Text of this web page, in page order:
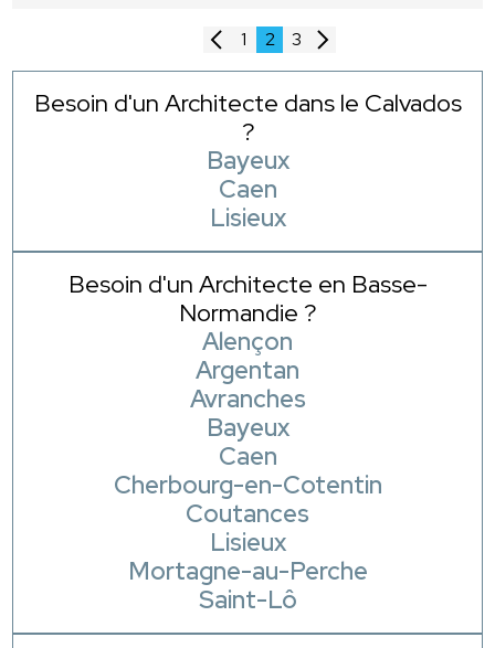
1 2 3
Besoin d'un Architecte dans le Calvados
?
Bayeux
Caen
Lisieux
Besoin d'un Architecte en Basse-
Normandie ?
Alençon
Argentan
Avranches
Bayeux
Caen
Cherbourg-en-Cotentin
Coutances
Lisieux
Mortagne-au-Perche
Saint-Lô